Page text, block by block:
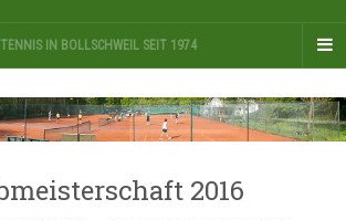
TENNIS IN BOLLSCHWEIL SEIT 1974
2016